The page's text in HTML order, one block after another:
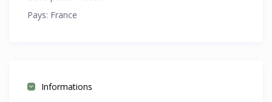
Pays: France
Informations